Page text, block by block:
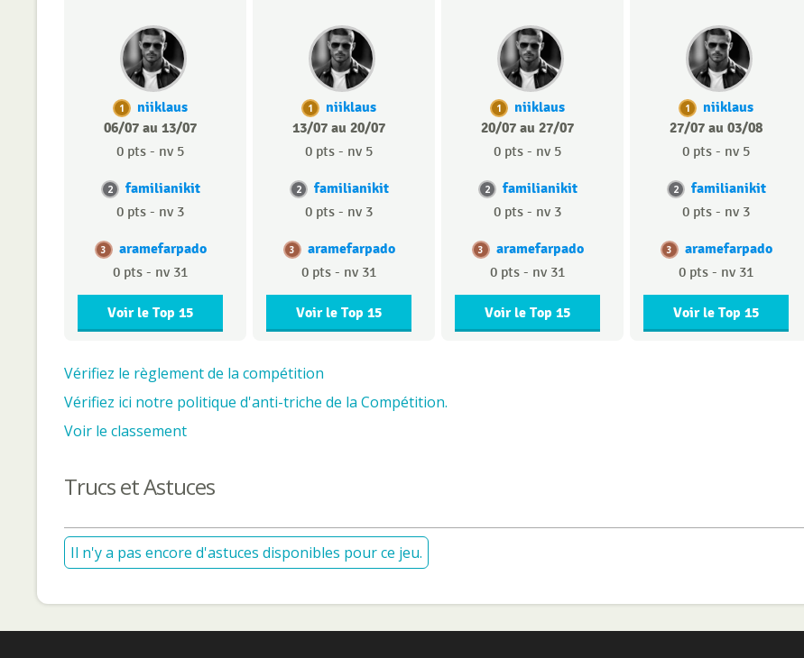
1
niiklaus
06/07 au 13/07
0 pts - nv 5
2 familianikit
0 pts - nv 3
3 aramefarpado
0 pts - nv 31
Voir le Top 15
1
niiklaus
13/07 au 20/07
0 pts - nv 5
2 familianikit
0 pts - nv 3
3 aramefarpado
0 pts - nv 31
Voir le Top 15
1
niiklaus
20/07 au 27/07
0 pts - nv 5
2 familianikit
0 pts - nv 3
3 aramefarpado
0 pts - nv 31
Voir le Top 15
1
niiklaus
27/07 au 03/08
0 pts - nv 5
2 familianikit
0 pts - nv 3
3 aramefarpado
0 pts - nv 31
Voir le Top 15
Vérifiez le règlement de la compétition
Vérifiez ici notre politique d'anti-triche de la Compétition.
Voir le classement
Trucs et Astuces
Il n'y a pas encore d'astuces disponibles pour ce jeu.